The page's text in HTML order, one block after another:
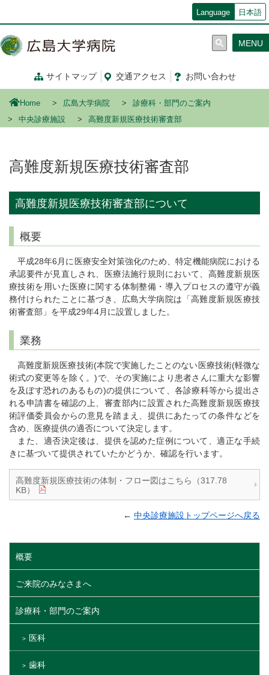
コ
ン
移
Language 日本語
サイトマップ 交通アクセス お問い合わせ
MENU
Home 広島大学病院
診療科・部門のご案内
中央診療施設
高難度新規医療技術審査部
高難度新規医療技術審査部
高難度新規医療技術審査部について
概要
平成28年6月に医療安全対策強化のため、特定機能病院における
承認要件が見直しされ、医療法施行規則において、高難度新規医
療技術を用いた医療に関する体制整備・導入プロセスの遵守が義
務付けられたことに基づき、広島大学病院は「高難度新規医療技
術審査部」を平成29年4月に設置しました。
業務
高難度新規医療技術(本院で実施したことのない医療技術(軽微な
術式の変更等を除く。)で、その実施により患者さんに重大な影響
を及ぼす恐れのあるもの)の提供について、各診療科等から提出さ
れる申請書を確認の上、審査部内に設置された高難度新規医療技
術評価委員会からの意見を踏まえ、提供にあたっての条件などを
含め、医療提供の適否について決定します。
また、適否決定後は、提供を認めた症例について、適正な手続
きに基づいて提供されていたかどうか、確認を行います。
高難度新規医療技術の体制・フロー図はこちら（317.78
KB）
← 中央診療施設トップページへ戻る
概要
ご来院のみなさまへ
診療科・部門のご案内
医科
歯科